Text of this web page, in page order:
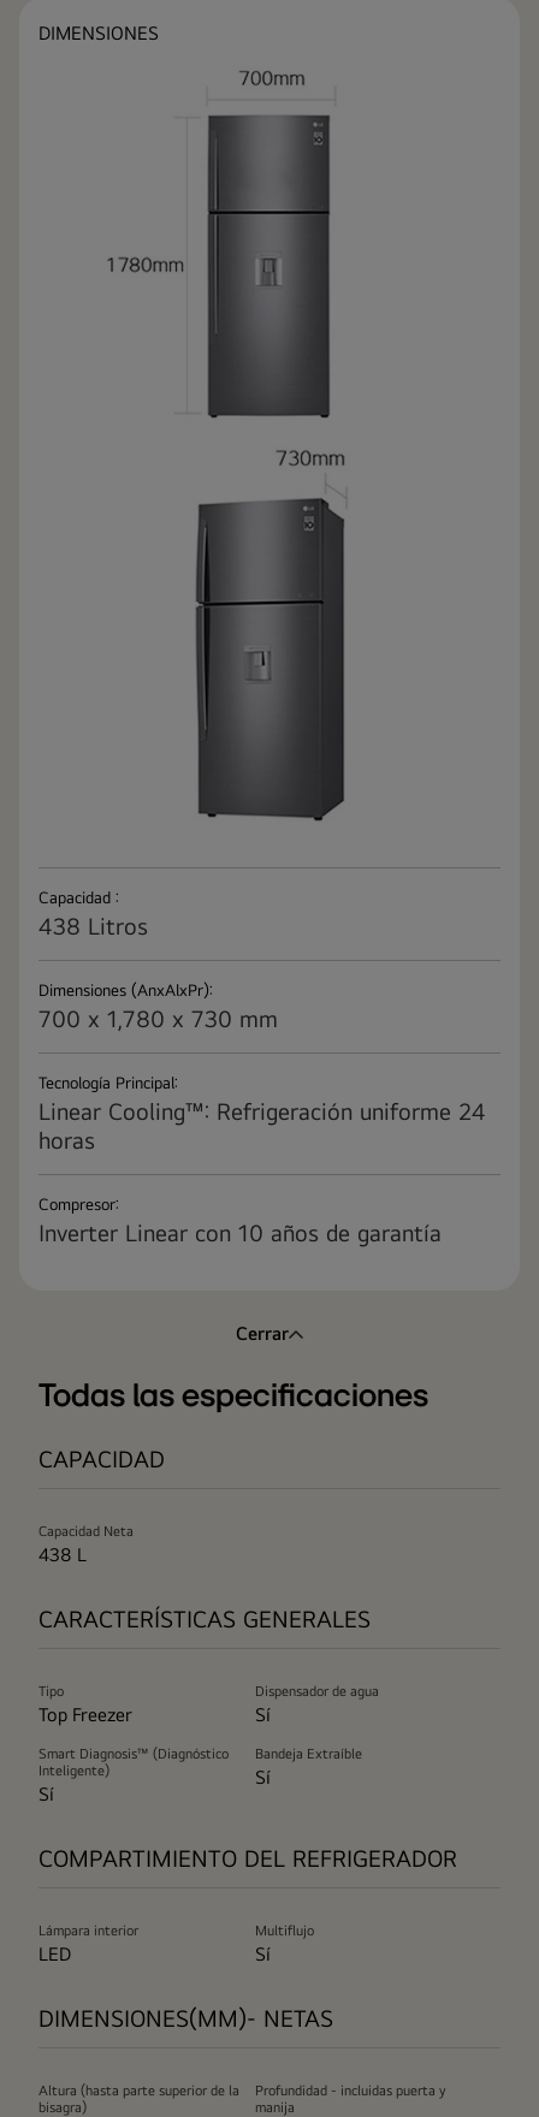
DIMENSIONES
Capacidad :
438 Litros
Dimensiones (AnxAlxPr):
700 x 1,780 x 730 mm
Tecnología Principal:
Linear Cooling™: Refrigeración uniforme 24
horas
Compresor:
Inverter Linear con 10 años de garantía
Cerrar
Todas las especificaciones
CAPACIDAD
Capacidad Neta
438 L
CARACTERÍSTICAS GENERALES
Tipo
Top Freezer
Dispensador de agua
Sí
Smart Diagnosis™ (Diagnóstico
Inteligente)
Sí
Bandeja Extraíble
Sí
COMPARTIMIENTO DEL REFRIGERADOR
Lámpara interior
LED
Multiflujo
Sí
DIMENSIONES(MM)- NETAS
Altura (hasta parte superior de la
bisagra)
Profundidad - incluidas puerta y
manija